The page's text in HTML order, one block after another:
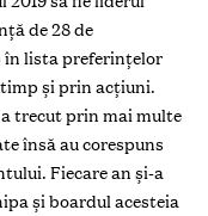
de 28 de
lista preferințelor
și prin acțiuni.
trecut prin mai multe
însă au corespuns
Fiecare an și-a
și boardul acesteia